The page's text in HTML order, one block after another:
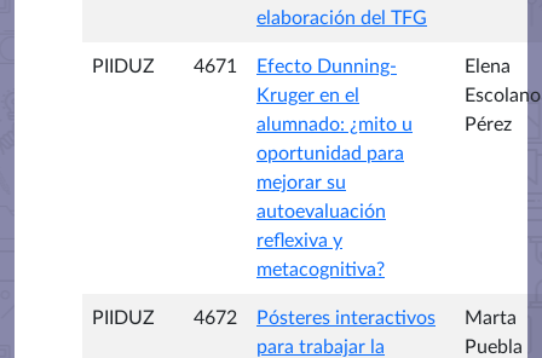
elaboración del TFG
PIIDUZ 4671
Efecto Dunning-
Kruger en el
alumnado: ¿mito u
oportunidad para
mejorar su
autoevaluación
reflexiva y
metacognitiva?
Elena
Escolano
Pérez
PIIDUZ 4672
Pósteres interactivos
para trabajar la
Marta
Puebla